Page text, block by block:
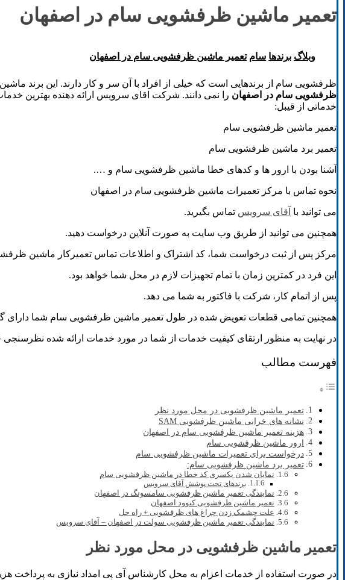
تعمیر ماشین ظرفشویی سام در اصفهان
وبلاگ برند‌ها سام تعمیر ماشین ظرفشویی سام در اصفهان
ظرفشویی سام از برندهایی است که خیلی از افراد با آن سر و کار دارند. این برند
ظرفشویی سام در اصفهان را نمی دانند. شرکت اقای سرویس ارائه دهنده بهترین
خدماتی از قیبل:
تعمیر ماشین ظرفشویی سام
تعمیر برد ماشین ظرفشویی سام
آشنا بودن با ارور ها و کدهای خطا ماشین ظرفشویی سام و ….
نحوه تماس با مرکز تعمیرات ماشین ظرفشویی سام در اصفهان
می توانید با آقای سرویس تماس بگیرید.
همچنین می توانید از طریق وب سایت به صورت آنلاین درخواست دهید.
مرکز پس از ثبت درخواست شما، کد اشتراک و اطلاعات تماس تعمیرکار ماشین
این فرد در کمترین زمان با تمام تجهیزات لازم در محل شما خواهد بود.
پس از اتمام کار، شرکت با فاکتور به شما می دهد.
همچنین تمامی قطعات تعویض شده در طول تعمیر ماشین ظرفشویی سام شما دارای
در نهایت به منظور ارتقای کیفیت خدمات از شما در مورد خدمات ارائه شده نظرسنجی
فهرست مطالب
تعمیر ماشین ظرفشویی در محل مورد نظر
نشانه های خرابی ماشین ظرفشویی SAM
هزینه تعمیر ماشین ظرفشویی سام در اصفهان
ارور ماشین ظرفشویی سام
درخواست برای تعمیرات ماشین ظرفشویی سام
تعمیر برد ماشین ظرفشویی سام:
نمایان شدن یکسری کد خطا در ماشین ظرفشویی سام
برندهای تحت پوشش آقای سرویس
نمایندگی تعمیر ماشین ظرفشویی سامسونگ در اصفهان
تعمیر ماشین ظرفشویی کنوود اصفهان
علت چشمک زدن چراغ های ظرفشویی + راه حل
نمایندگی تعمیر ماشین ظرفشویی سولت در اصفهان – آقای سرویس
تعمیر ماشین ظرفشویی در محل مورد نظر
در صورت استفاده از خدمات اعزام به محل کارشناس آی پی امداد نیازی به پرداخت